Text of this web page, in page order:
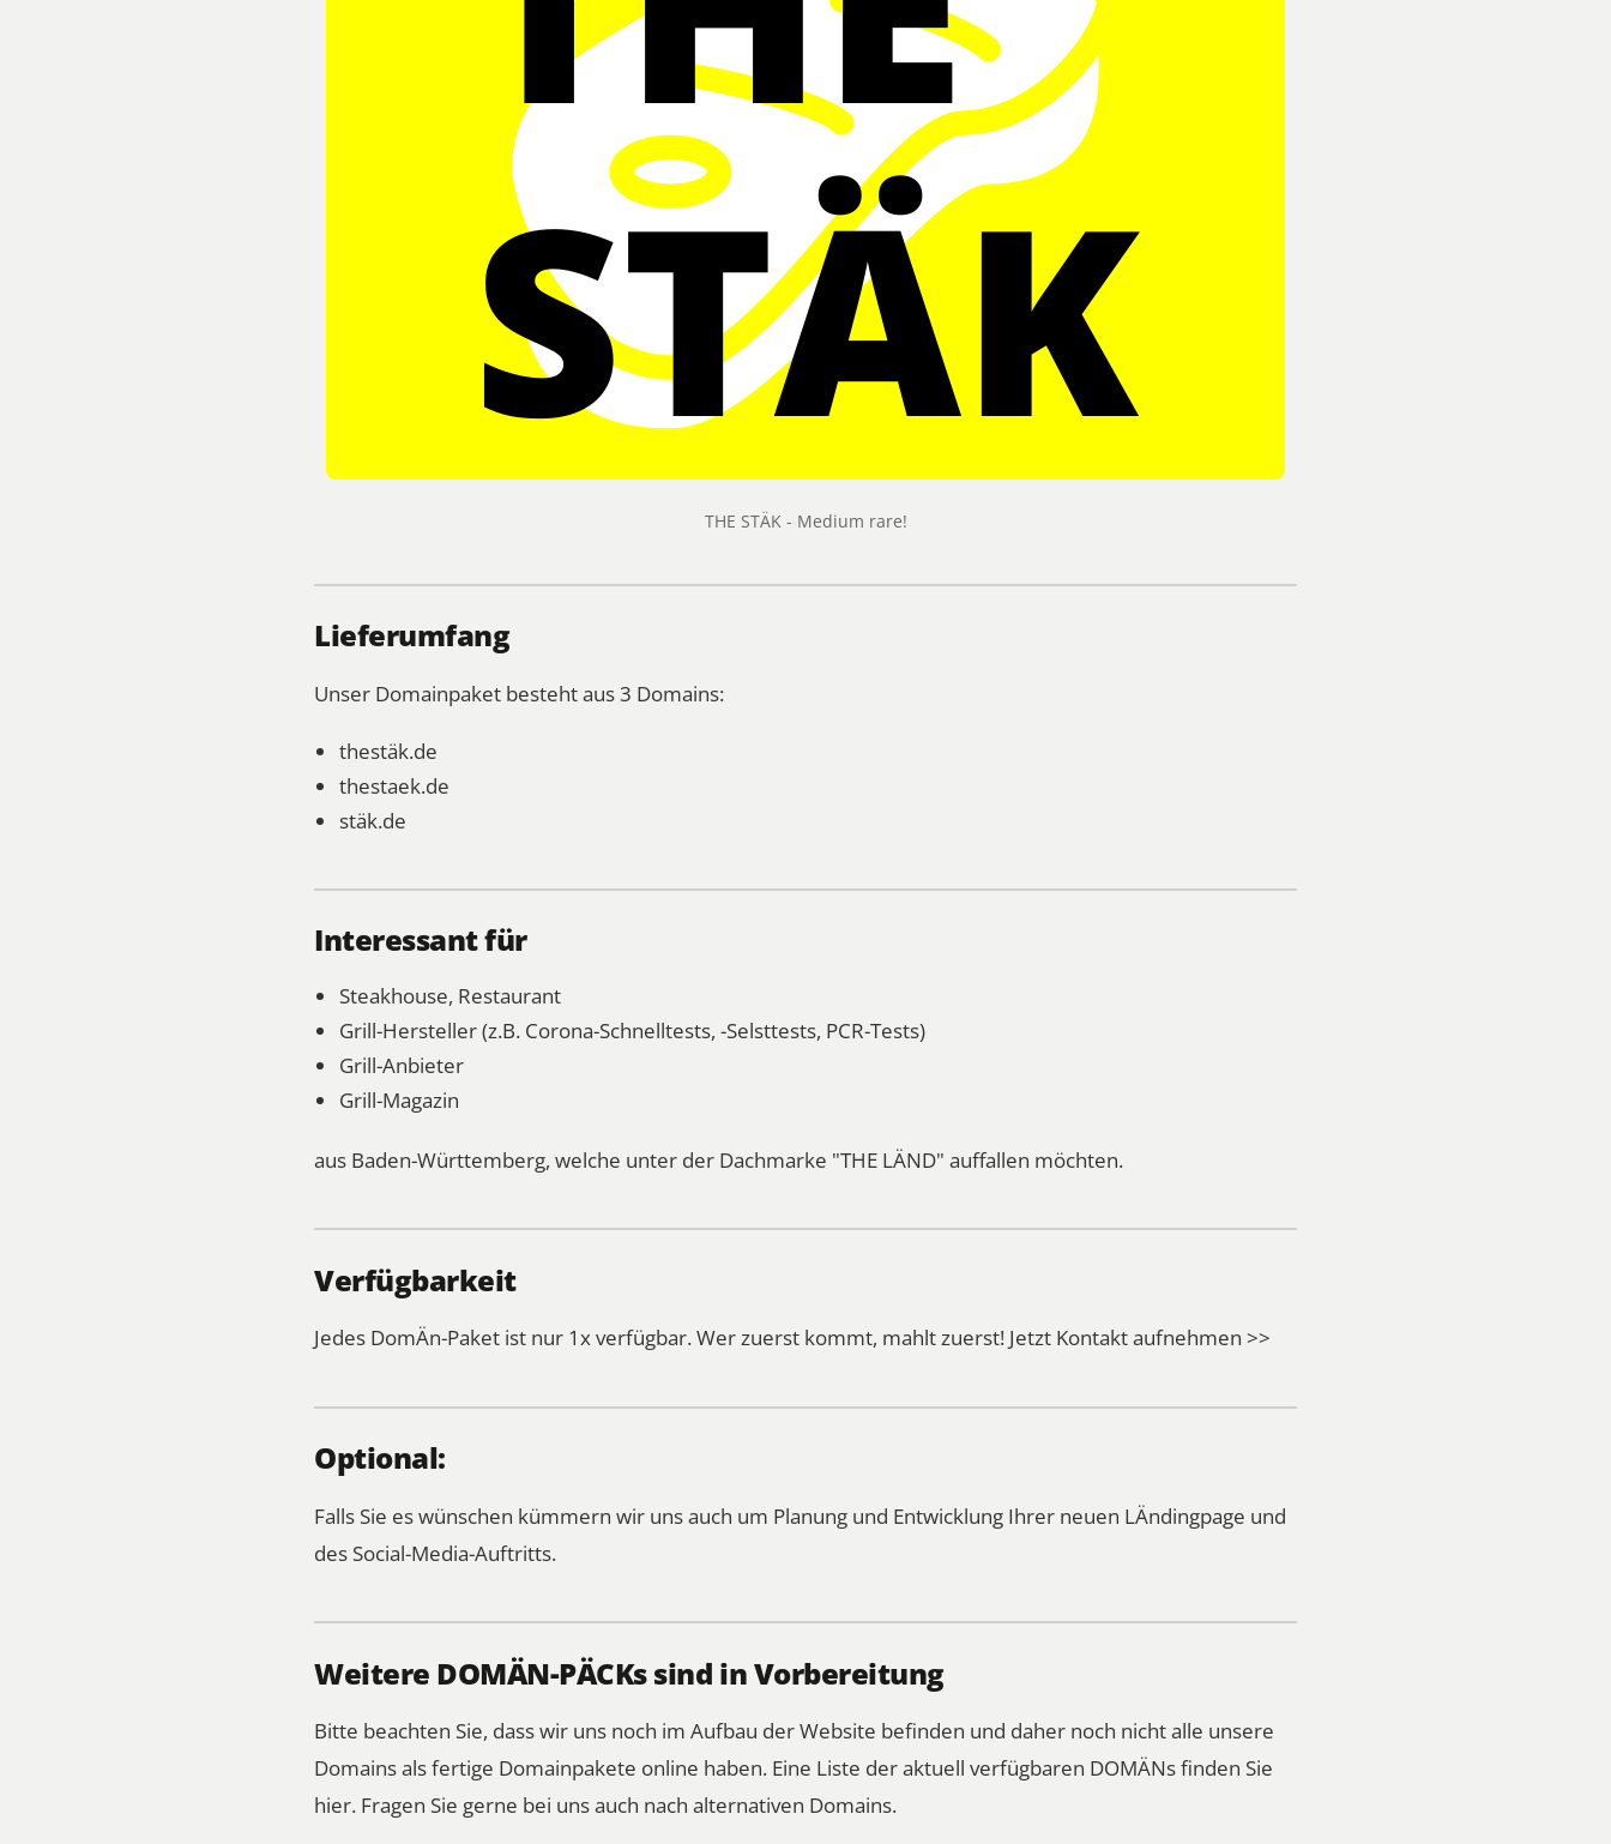
THE STÄK - Medium rare!
Lieferumfang
Unser Domainpaket besteht aus 3 Domains:
thestäk.de
thestaek.de
stäk.de
Interessant für
Steakhouse, Restaurant
Grill-Hersteller (z.B. Corona-Schnelltests, -Selsttests, PCR-Tests)
Grill-Anbieter
Grill-Magazin
aus Baden-Württemberg, welche unter der Dachmarke "THE LÄND" auffallen möchten.
Verfügbarkeit
Jedes DomÄn-Paket ist nur 1x verfügbar. Wer zuerst kommt, mahlt zuerst! Jetzt Kontakt aufnehmen >>
Optional:
Falls Sie es wünschen kümmern wir uns auch um Planung und Entwicklung Ihrer neuen LÄndingpage und
des Social-Media-Auftritts.
Weitere DOMÄN-PÄCKs sind in Vorbereitung
Bitte beachten Sie, dass wir uns noch im Aufbau der Website befinden und daher noch nicht alle unsere
Domains als fertige Domainpakete online haben. Eine Liste der aktuell verfügbaren DOMÄNs finden Sie
hier. Fragen Sie gerne bei uns auch nach alternativen Domains.